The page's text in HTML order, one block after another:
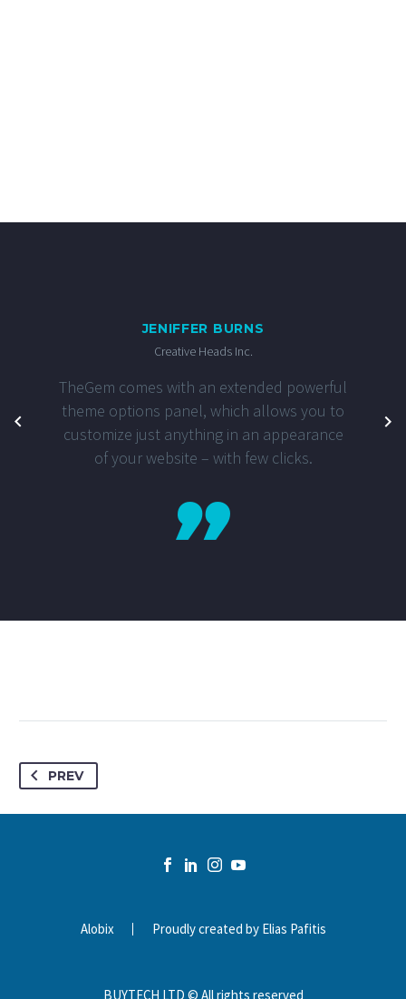
JENIFFER BURNS
Creative Heads Inc.
TheGem comes with an extended powerful
theme options panel, which allows you to
customize just anything in an appearance
of your website – with few clicks.
PREV
Alobix Proudly created by Elias Pafitis
BUYTECH LTD © All rights reserved